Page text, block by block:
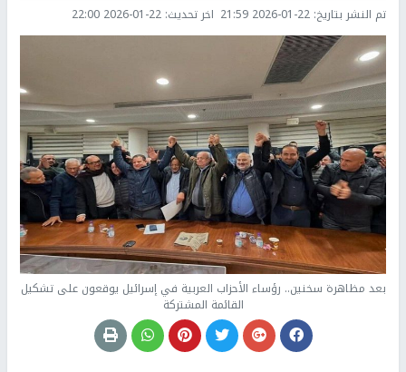
تم النشر بتاريخ: 2026-01-22 21:59 اخر تحديث: 2026-01-22 22:00
بعد مظاهرة سخنين.. رؤساء الأحزاب العربية في إسرائيل يوقعون على تشكيل
القائمة المشتركة